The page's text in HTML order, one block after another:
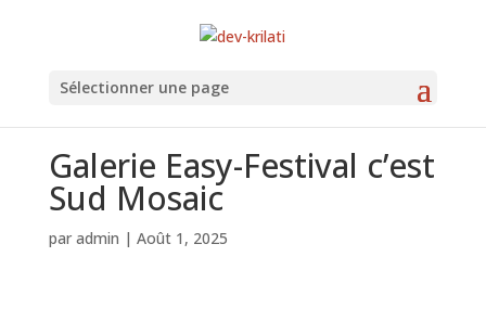
Sélectionner une page
Galerie Easy-Festival c’est
Sud Mosaic
par admin | Août 1, 2025